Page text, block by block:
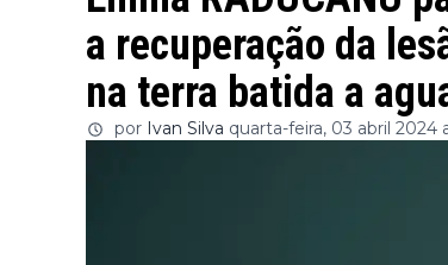
a recuperação da
na terra batida a
por Ivan Silva quarta-feira, 03 abril 2024